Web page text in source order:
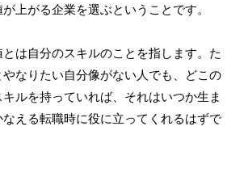
上がる企業を選ぶということです。
は自分のスキルのことを指します。た
なりたい自分像がない人でも、どこの
ルを持っていれば、それはいつか生ま
える転職時に役に立ってくれるはずで